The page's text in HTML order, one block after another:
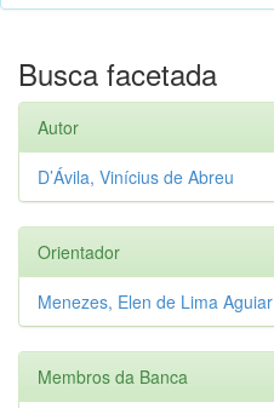
Busca facetada
Autor
D’Ávila, Vinícius de Abreu
Orientador
Menezes, Elen de Lima Aguiar
Membros da Banca